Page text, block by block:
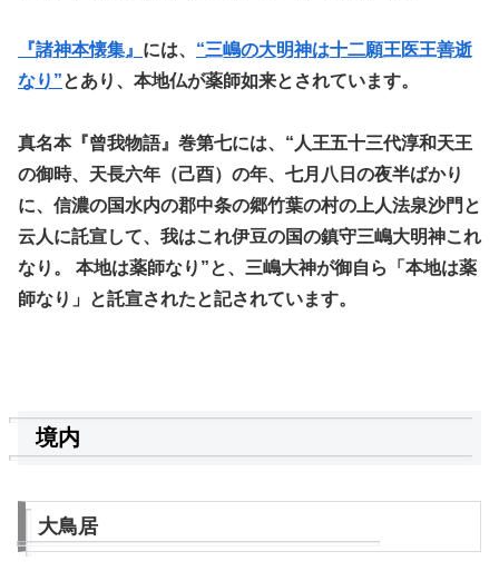
『諸神本懐集』 には、 “三嶋の大明神は十二願王医王善逝
なり”とあり、本地仏が薬師如来とされています。
真名本『曾我物語』巻第七には、“人王五十三代淳和天王
の御時、天長六年（己酉）の年、七月八日の夜半ばかり
に、信濃の国水内の郡中条の郷竹葉の村の上人法泉沙門と
云人に託宣して、我はこれ伊豆の国の鎮守三嶋大明神これ
なり。 本地は薬師なり”と、三嶋大神が御自ら「本地は薬
師なり」と託宣されたと記されています。
境内
大鳥居